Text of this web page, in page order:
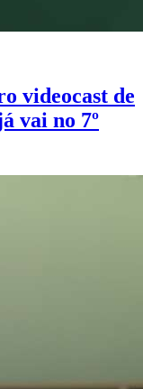
videocast de
vai no 7º